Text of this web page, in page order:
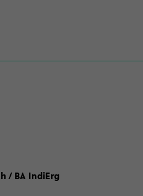
/ BA IndiErg